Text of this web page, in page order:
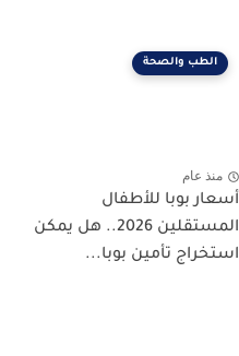
الطب والصحة
منذ عام
أسعار بوبا للأطفال
المستقلين 2026.. هل يمكن
استخراج تأمين بوبا...